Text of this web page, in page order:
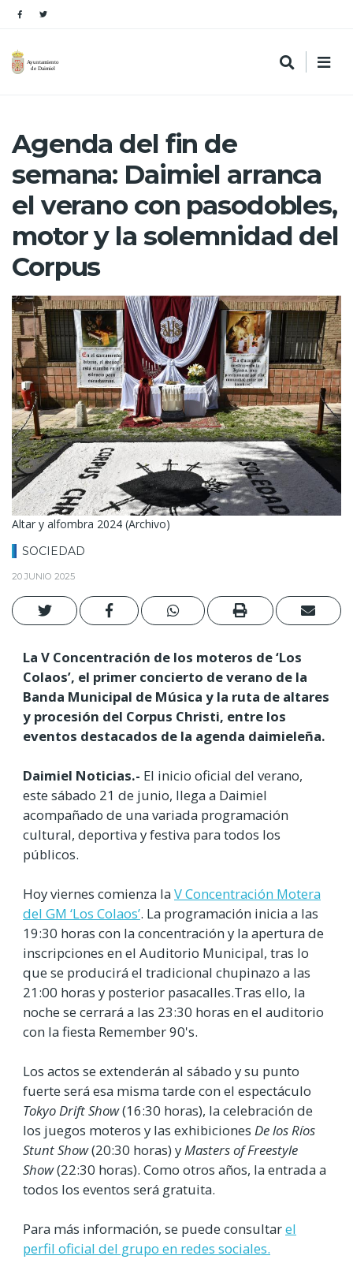
Agenda del fin de
semana: Daimiel arranca
el verano con pasodobles,
motor y la solemnidad del
Corpus
Altar y alfombra 2024 (Archivo)
SOCIEDAD
20 JUNIO 2025
La V Concentración de los moteros de ‘Los
Colaos’, el primer concierto de verano de la
Banda Municipal de Música y la ruta de altares
y procesión del Corpus Christi, entre los
eventos destacados de la agenda daimieleña.
Daimiel Noticias.- El inicio oficial del verano,
este sábado 21 de junio, llega a Daimiel
acompañado de una variada programación
cultural, deportiva y festiva para todos los
públicos.
Hoy viernes comienza laV Concentración Motera
del GM ‘Los Colaos’. La programación inicia a las
19:30 horas con la concentración y la apertura de
inscripciones en el Auditorio Municipal, tras lo
que se producirá el tradicional chupinazo a las
21:00 horas y posterior pasacalles.Tras ello, la
noche se cerrará a las 23:30 horas en el auditorio
con la fiesta Remember 90's.
Los actos se extenderán al sábado y su punto
fuerte será esa misma tarde con el espectáculo
Tokyo Drift Show(16:30 horas), la celebración de
los juegos moteros y las exhibiciones De los Ríos
Stunt Show(20:30 horas) yMasters of Freestyle
Show(22:30 horas). Como otros años, la entrada a
todos los eventos será gratuita.
Para más información, se puede consultarel
perfil oficial del grupo en redes sociales.